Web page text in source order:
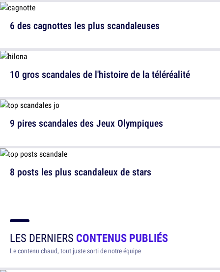
10 gros scandales de l'histoire de la téléréalité
8 posts les plus scandaleux de stars
6 des cagnottes les plus scandaleuses
9 pires scandales des Jeux Olympiques
LES DERNIERS CONTENUS PUBLIÉS
Le contenu chaud, tout juste sorti de notre équipe